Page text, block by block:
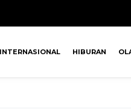
INTERNASIONAL HIBURAN